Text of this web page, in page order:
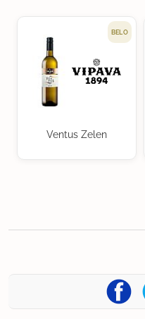
BELO
Ventus Zelen